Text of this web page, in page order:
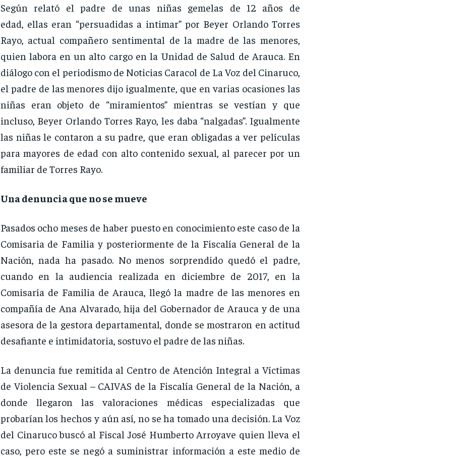
Según relató el padre de unas niñas gemelas de 12 años de
edad, ellas eran “persuadidas a intimar” por Beyer Orlando Torres
Rayo, actual compañero sentimental de la madre de las menores,
quien labora en un alto cargo en la Unidad de Salud de Arauca. En
diálogo con el periodismo de Noticias Caracol de La Voz del Cinaruco,
el padre de las menores dijo igualmente, que en varias ocasiones las
niñas eran objeto de “miramientos” mientras se vestían y que
incluso, Beyer Orlando Torres Rayo, les daba “nalgadas”. Igualmente
las niñas le contaron a su padre, que eran obligadas a ver películas
para mayores de edad con alto contenido sexual, al parecer por un
familiar de Torres Rayo.
Una denuncia que no se mueve
Pasados ocho meses de haber puesto en conocimiento este caso de la
Comisaria de Familia y posteriormente de la Fiscalía General de la
Nación, nada ha pasado. No menos sorprendido quedó el padre,
cuando en la audiencia realizada en diciembre de 2017, en la
Comisaría de Familia de Arauca, llegó la madre de las menores en
compañía de Ana Alvarado, hija del Gobernador de Arauca y de una
asesora de la gestora departamental, donde se mostraron en actitud
desafiante e intimidatoria, sostuvo el padre de las niñas.
La denuncia fue remitida al Centro de Atención Integral a Víctimas
de Violencia Sexual – CAIVAS de la Fiscalía General de la Nación, a
donde llegaron las valoraciones médicas especializadas que
probarían los hechos y aún así, no se ha tomado una decisión. La Voz
del Cinaruco buscó al Fiscal José Humberto Arroyave quien lleva el
caso, pero este se negó a suministrar información a este medio de